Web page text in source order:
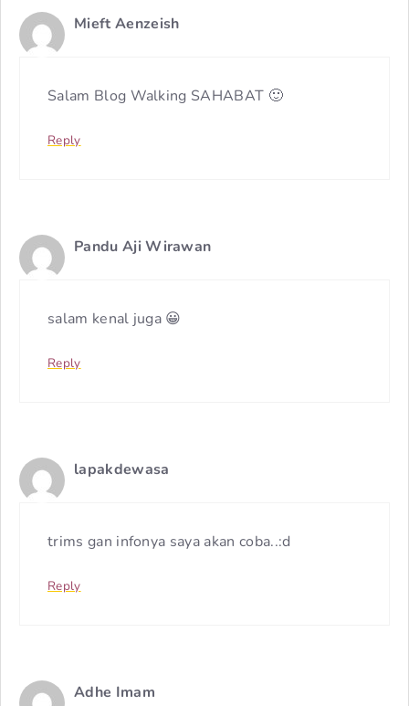
Mieft Aenzeish
Salam Blog Walking SAHABAT 🙂
Reply
Pandu Aji Wirawan
salam kenal juga 😀
Reply
lapakdewasa
trims gan infonya saya akan coba..:d
Reply
Adhe Imam